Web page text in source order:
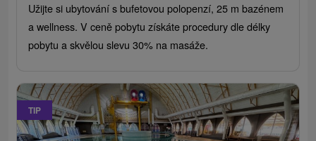
Užijte si ubytování s bufetovou polopenzí, 25 m bazénem
a wellness. V ceně pobytu získáte procedury dle délky
pobytu a skvělou slevu 30% na masáže.
TIP